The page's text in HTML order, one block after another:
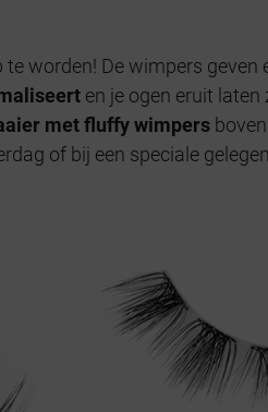
te worden! De wimpers
en je ogen eruit laten
met fluffy wimpers
of bij een speciale